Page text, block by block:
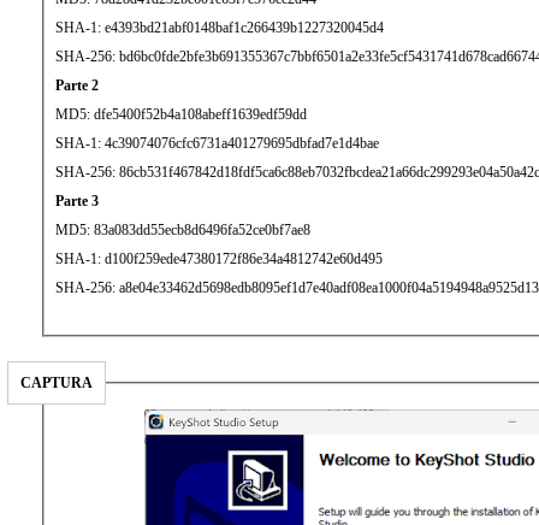
SHA-1: e4393bd21abf0148baf1c266439b1227320045d4
SHA-256:
Parte 2
MD5: dfe5400f52b4a108abeff1639edf59dd
SHA-1: 4c39074076cfc6731a401279695dbfad7e1d4bae
SHA-256:
Parte 3
MD5: 83a083dd55ecb8d6496fa52ce0bf7ae8
SHA-1: d100f259ede47380172f86e34a4812742e60d495
SHA-256:
CAPTURA